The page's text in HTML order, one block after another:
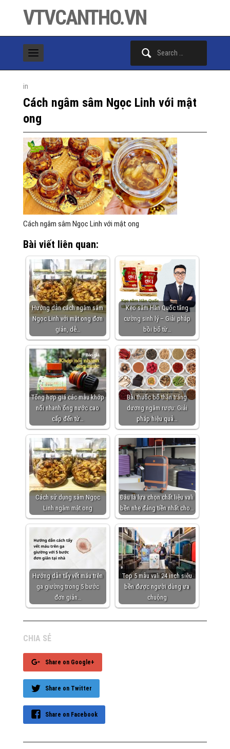
VTVCANTHO.VN
in
Cách ngâm sâm Ngọc Linh với mật
ong
Cách ngâm sâm Ngọc Linh với mật ong
Bài viết liên quan:
Hướng dẫn cách ngâm sâm
Ngọc Linh với mật ong đơn
giản, dễ…
Kẹo sâm Hàn Quốc tăng
cường sinh lý – Giải pháp
bồi bổ từ…
Tổng hợp giá các mẫu khớp
nối nhanh ống nước cao
cấp đến từ…
Bài thuốc bổ thận tráng
dương ngâm rượu: Giải
pháp hiệu quả…
Cách sử dụng sâm Ngọc
Linh ngâm mật ong
Đâu là lựa chọn chất liệu vali
bền nhẹ đáng tiền nhất cho…
Hướng dẫn tẩy vết máu trên
ga giường trong 5 bước
đơn giản…
Top 5 mẫu vali 24 inch siêu
bền được người dùng ưa
chuộng
CHIA SẺ
Share on Google+
Share on Twitter
Share on Facebook